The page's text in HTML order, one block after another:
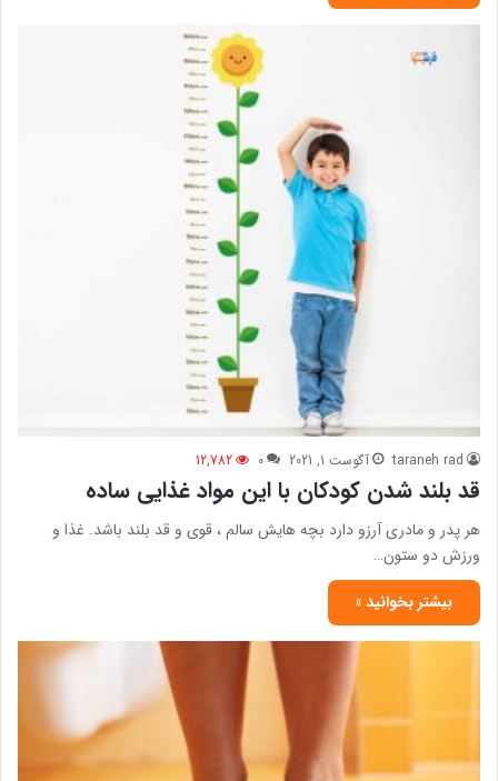
taraneh rad آگوست 1, 2021 0
12,782
قد بلند شدن کودکان با این مواد غذایی ساده
هر پدر و مادری آرزو دارد بچه هایش سالم ، قوی و قد بلند باشد. غذا و
ورزش دو ستون…
بیشتر بخوانید »